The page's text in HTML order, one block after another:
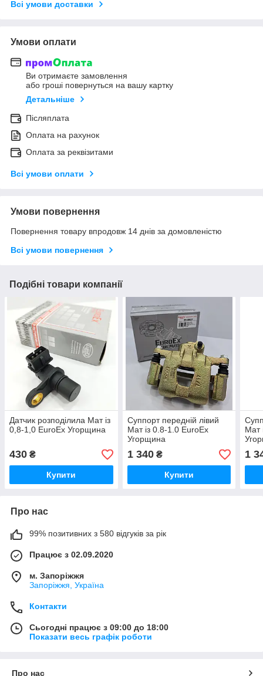
Всі умови доставки
Умови оплати
Ви отримаєте замовлення
або гроші повернуться на вашу картку
Детальніше
Післяплата
Оплата на рахунок
Оплата за реквізитами
Всі умови оплати
Умови повернення
Повернення товару впродовж 14 днів за домовленістю
Всі умови повернення
Подібні товари компанії
Датчик розподілила Мат із
0,8-1,0 EuroEx Угорщина
430 ₴
Купити
Суппорт передній лівий
Мат із 0.8-1.0 EuroEx
Угорщина
1 340₴
Купити
Мат
1
Про нас
99% позитивних з 580 відгуків за рік
Працює з 02.09.2020
м. Запоріжжя
Запоріжжя, Україна
Контакти
Сьогодні працює з 09:00 до 18:00
Показати весь графік роботи
Про нас